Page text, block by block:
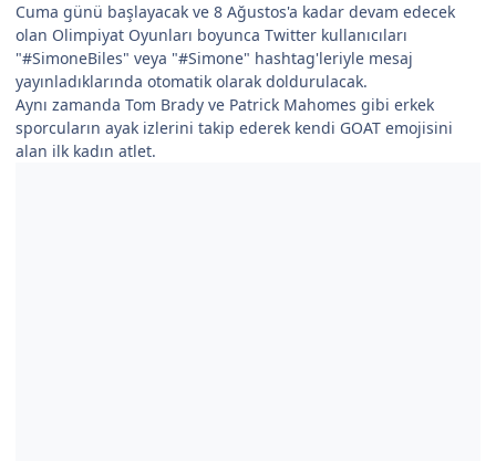
Cuma günü başlayacak ve 8 Ağustos'a kadar devam edecek
olan Olimpiyat Oyunları boyunca Twitter kullanıcıları
"#SimoneBiles" veya "#Simone" hashtag'leriyle mesaj
yayınladıklarında otomatik olarak doldurulacak.
Aynı zamanda Tom Brady ve Patrick Mahomes gibi erkek
sporcuların ayak izlerini takip ederek kendi GOAT emojisini
alan ilk kadın atlet.